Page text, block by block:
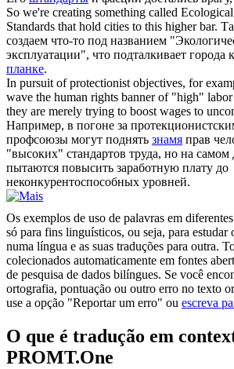
So we're creating something called
Standards that hold cities to this higher bar.
создаем что-то под названием
эксплуатации", что подталкивает города
планке.
In pursuit of protectionist objectives, for
wave the human rights banner of "high" labor
they are merely trying to boost wages to
Например, в погоне за
профсоюзы могут поднять знамя прав
"высоких" стандартов труда, но на самом
пытаются повысить заработную плату до
неконкурентоспособных уровней.
Os exemplos de uso de palavras em
só para fins linguísticos, ou seja, para estudar
numa língua e as suas traduções para outra.
colecionados automaticamente em fontes
de pesquisa de dados bilíngues. Se você
ortografia, pontuação ou outro erro no texto
use a opção "Reportar um erro" ou escreva
O que é tradução em
PROMT.One